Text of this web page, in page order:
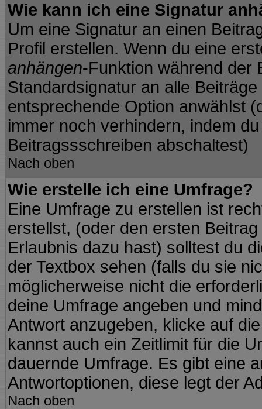
Wie kann ich eine Signatur
Um eine Signatur an einen
Profil erstellen. Wenn du eine
anhängen-Funktion während der
Standardsignatur an alle
entsprechende Option anwählst
immer noch verhindern, indem
Beitragssschreiben abschaltest)
Nach oben
Wie erstelle ich eine Umfrage?
Eine Umfrage zu erstellen ist
erstellst, (oder den ersten
Erlaubnis dazu hast) solltest du
der Textbox sehen (falls du sie
möglicherweise nicht die
deine Umfrage angeben und
Antwort anzugeben, klicke auf
kannst auch ein Zeitlimit für die
dauernde Umfrage. Es gibt eine
Antwortoptionen, diese legt der
Nach oben